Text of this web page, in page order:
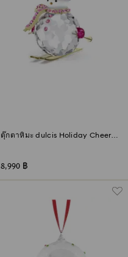
ตุ๊กตาหิมะ dulcis Holiday Cheers
8,990 ฿